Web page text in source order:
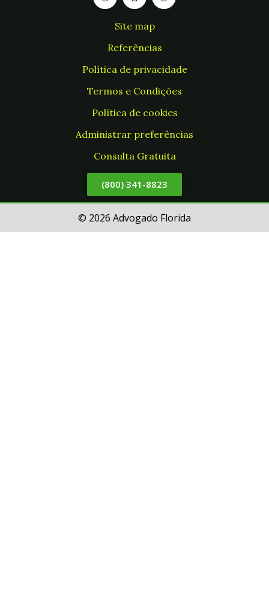
Site map
Referências
Política de privacidade
Termos e Condições
Política de cookies
Administrar preferências
Consulta Gratuita
(800) 341-8823
© 2026 Advogado Florida